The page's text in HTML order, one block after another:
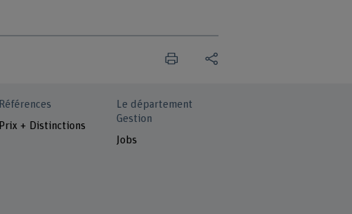
Références
Prix + Distinctions
Le département
Gestion
Jobs